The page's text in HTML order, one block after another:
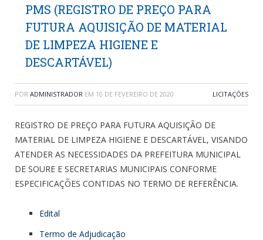
PMS (REGISTRO DE PREÇO PARA
FUTURA AQUISIÇÃO DE MATERIAL
DE LIMPEZA HIGIENE E
DESCARTÁVEL)
POR ADMINISTRADOR EM 10 DE FEVEREIRO DE 2020 LICITAÇÕES
REGISTRO DE PREÇO PARA FUTURA AQUISIÇÃO DE
MATERIAL DE LIMPEZA HIGIENE E DESCARTÁVEL, VISANDO
ATENDER AS NECESSIDADES DA PREFEITURA MUNICIPAL
DE SOURE E SECRETARIAS MUNICIPAIS CONFORME
ESPECIFICAÇÕES CONTIDAS NO TERMO DE REFERÊNCIA.
Edital
Termo de Adjudicação